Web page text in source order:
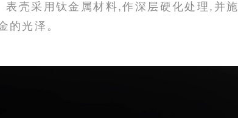
壳采用钛金属材料,作深层硬化处理,并施
的光泽。